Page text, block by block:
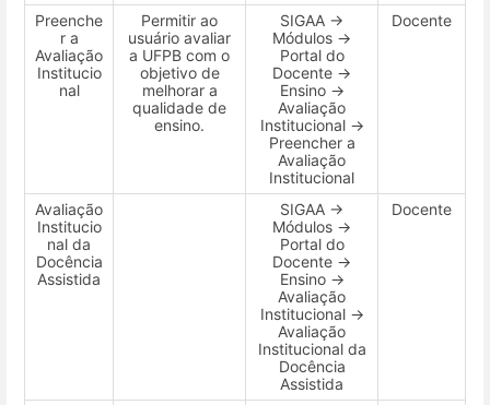
Preenche
r a
Avaliação
Institucio
nal
Permitir ao
usuário avaliar
a UFPB com o
objetivo de
melhorar a
qualidade de
ensino.
SIGAA →
Módulos →
Portal do
Docente →
Ensino →
Avaliação
Institucional →
Preencher a
Avaliação
Institucional
Docente
Avaliação
Institucio
nal da
Docência
Assistida
SIGAA →
Módulos →
Portal do
Docente →
Ensino →
Avaliação
Institucional →
Avaliação
Institucional da
Docência
Assistida
Docente